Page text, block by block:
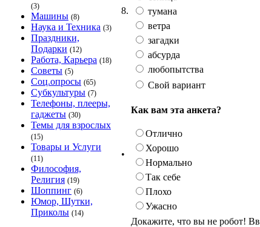
(3)
Машины (8)
Наука и Техника (3)
Праздники,
Подарки (12)
Работа, Карьера (18)
Советы (5)
Соц.опросы (65)
Субкультуры (7)
Телефоны, плееры,
гаджеты (30)
Темы для взрослых
(15)
Товары и Услуги
(11)
Философия,
Религия (19)
Шоппинг (6)
Юмор, Шутки,
Приколы (14)
8.
тумана
ветра
загадки
абсурда
любопытства
Свой вариант
•
Как вам эта анкета?
Отлично
Хорошо
Нормально
Так себе
Плохо
Ужасно
Докажите, что вы не робот!